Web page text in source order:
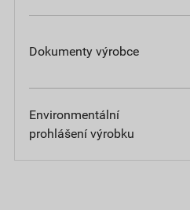
Dokumenty výrobce
Environmentální
prohlášení výrobku